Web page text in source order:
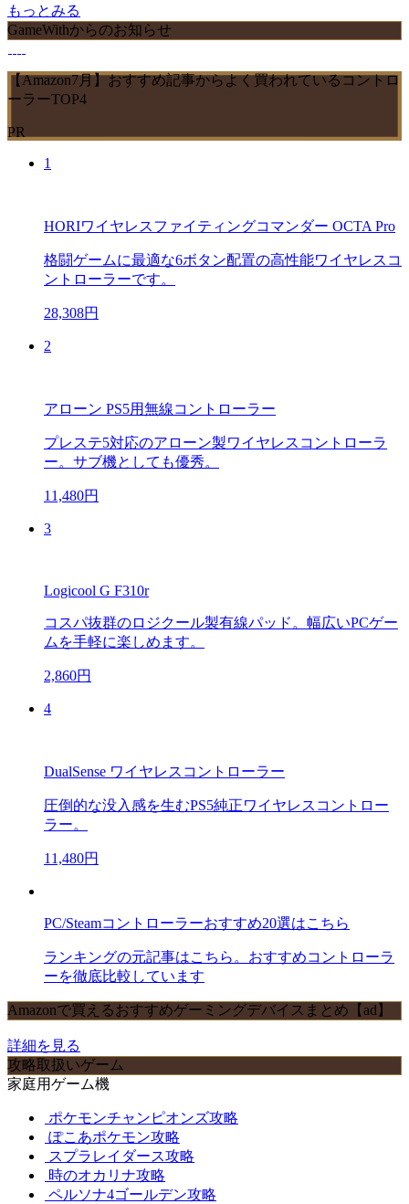
もっとみる
GameWithからのお知らせ
【Amazon7月】おすすめ記事からよく買われているコントロ
ーラーTOP4
PR
1
HORIワイヤレスファイティングコマンダー OCTA Pro
格闘ゲームに最適な6ボタン配置の高性能ワイヤレスコ
ントローラーです。
28,308円
2
アローン PS5用無線コントローラー
プレステ5対応のアローン製ワイヤレスコントローラ
ー。サブ機としても優秀。
11,480円
3
Logicool G F310r
コスパ抜群のロジクール製有線パッド。幅広いPCゲー
ムを手軽に楽しめます。
2,860円
4
DualSense ワイヤレスコントローラー
圧倒的な没入感を生むPS5純正ワイヤレスコントロー
ラー。
11,480円
PC/Steamコントローラーおすすめ20選はこちら
ランキングの元記事はこちら。おすすめコントローラ
ーを徹底比較しています
Amazonで買えるおすすめゲーミングデバイスまとめ【ad】
詳細を見る
攻略取扱いゲーム
家庭用ゲーム機
ポケモンチャンピオンズ攻略
ぽこあポケモン攻略
スプラレイダース攻略
時のオカリナ攻略
ペルソナ4ゴールデン攻略